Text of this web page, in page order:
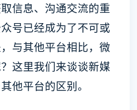
信息、沟通交流的重
号已经成为了不可或
与其他平台相比，微
这里我们来谈谈新媒
他平台的区别。